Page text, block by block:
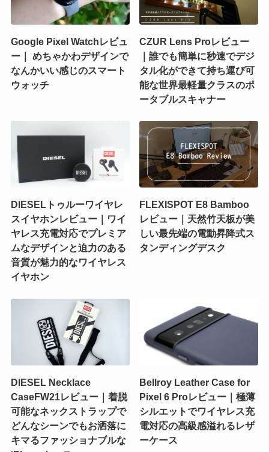
Google Pixel Watchレビュ
ー｜ めちゃかわデザインで
なんかいい感じのスマート
ウォッチ
CZUR Lens Proレビュー
｜誰でも簡単に秒速でデジ
タル化ができて持ち運び可
能な世界最軽量クラスのポ
ータブルスキャナー
DIESELトゥルーワイヤレ
スイヤホンレビュー｜ワイ
ヤレス充電対応でプレミア
ムなデザインと迫力のある
音質が魅力的なワイヤレス
イヤホン
FLEXISPOT E8 Bamboo
レビュー｜天然竹天板が美
しい最先端の電動昇降式ス
タンディングデスク
DIESEL Necklace
CaseFW21レビュー｜着脱
可能なネックストラップで
どんなシーンでもお洒落に
キマるファッショナブルな
Bellroy Leather Case for
Pixel 6 Proレビュー｜極薄
シルエットでワイヤレス充
電対応の高級感溢れるレザ
ーケース